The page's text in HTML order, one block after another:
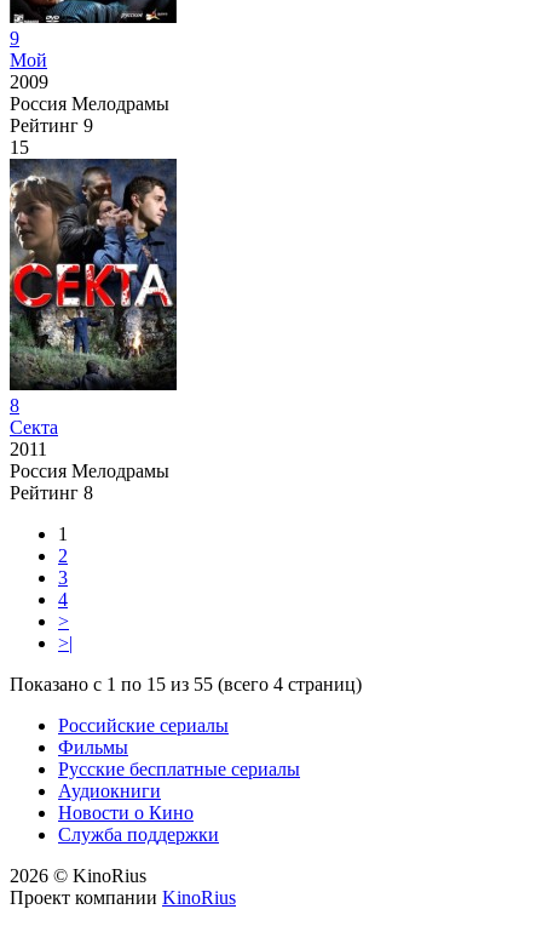
9
Мой
2009
Россия Мелодрамы
Рейтинг 9
15
8
Секта
2011
Россия Мелодрамы
Рейтинг 8
1
2
3
4
>
>|
Показано с 1 по 15 из 55 (всего 4 страниц)
Российские сериалы
Фильмы
Русские бесплатные сериалы
Аудиокниги
Новости о Кино
Служба поддержки
2026 © KinoRius
Проект компании KinoRius